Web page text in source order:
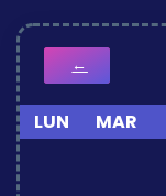
←
LUN MAR